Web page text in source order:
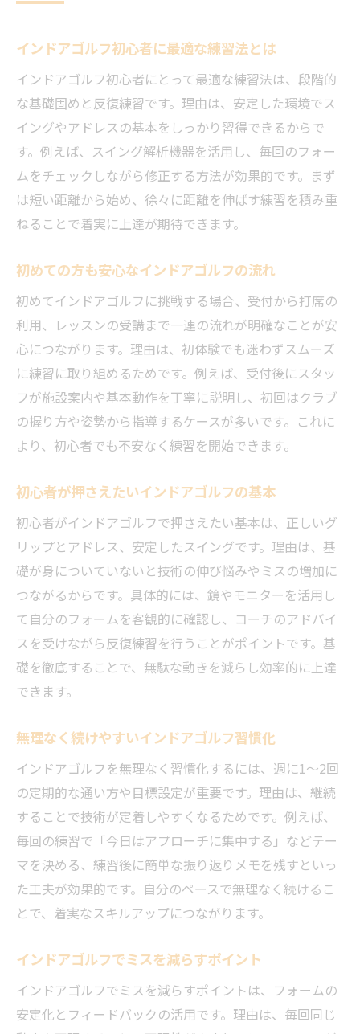
インドアゴルフ初心者に最適な練習法とは
インドアゴルフ初心者にとって最適な練習法は、段階的
な基礎固めと反復練習です。理由は、安定した環境でス
イングやアドレスの基本をしっかり習得できるからで
す。例えば、スイング解析機器を活用し、毎回のフォー
ムをチェックしながら修正する方法が効果的です。まず
は短い距離から始め、徐々に距離を伸ばす練習を積み重
ねることで着実に上達が期待できます。
初めての方も安心なインドアゴルフの流れ
初めてインドアゴルフに挑戦する場合、受付から打席の
利用、レッスンの受講まで一連の流れが明確なことが安
心につながります。理由は、初体験でも迷わずスムーズ
に練習に取り組めるためです。例えば、受付後にスタッ
フが施設案内や基本動作を丁寧に説明し、初回はクラブ
の握り方や姿勢から指導するケースが多いです。これに
より、初心者でも不安なく練習を開始できます。
初心者が押さえたいインドアゴルフの基本
初心者がインドアゴルフで押さえたい基本は、正しいグ
リップとアドレス、安定したスイングです。理由は、基
礎が身についていないと技術の伸び悩みやミスの増加に
つながるからです。具体的には、鏡やモニターを活用し
て自分のフォームを客観的に確認し、コーチのアドバイ
スを受けながら反復練習を行うことがポイントです。基
礎を徹底することで、無駄な動きを減らし効率的に上達
できます。
無理なく続けやすいインドアゴルフ習慣化
インドアゴルフを無理なく習慣化するには、週に1～2回
の定期的な通い方や目標設定が重要です。理由は、継続
することで技術が定着しやすくなるためです。例えば、
毎回の練習で「今日はアプローチに集中する」などテー
マを決める、練習後に簡単な振り返りメモを残すといっ
た工夫が効果的です。自分のペースで無理なく続けるこ
とで、着実なスキルアップにつながります。
インドアゴルフでミスを減らすポイント
インドアゴルフでミスを減らすポイントは、フォームの
安定化とフィードバックの活用です。理由は、毎回同じ